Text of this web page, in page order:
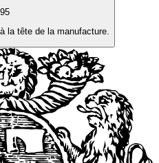
la tête de la manufacture.